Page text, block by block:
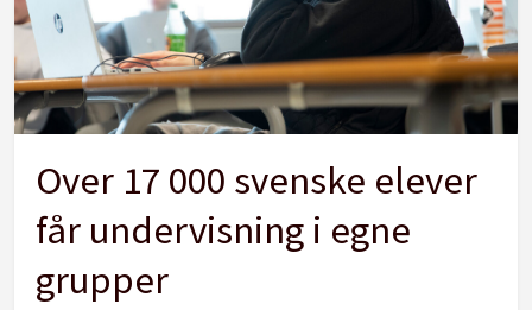
Over 17 000 svenske elever
får undervisning i egne
grupper